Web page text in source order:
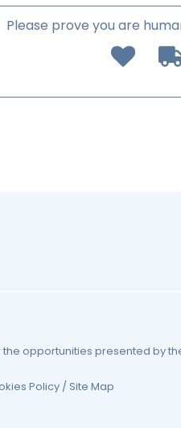
Please prove you are
opportunities presented by
Policy / Site Map